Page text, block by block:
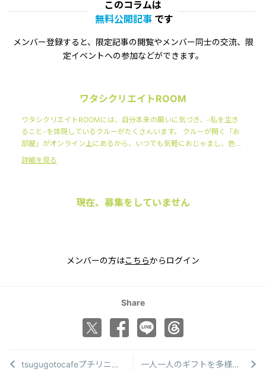
このコラムは
無料公開記事 です
メンバー登録すると、限定記事の閲覧やメンバー同士の交流、限
定イベントへの参加などができます。
ワタシクリエイトROOM
ワタシクリエイトROOMには、自分本来の願いに気づき、-私を生き
ること-を体現しているクルーがたくさんいます。 クルーが開く「お
部屋」がオンライン上にあるから、いつでも気軽におじゃまし、色ん
な人の-ワタシを生きる-ノウハウにふれることができます。 そんな日
詳細を見る
現在、募集をしていません
メンバーの方はこちらからログイン
Share
tsugugotocafeプチリニューアル 一人一人のギフトを多様な眼差しで見守るアトリエアトリア